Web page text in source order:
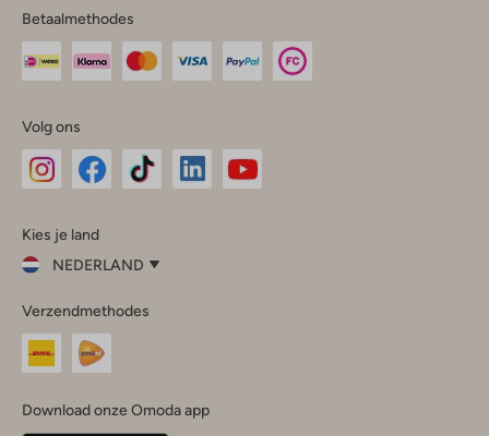
Betaalmethodes
Volg ons
InstagramFacebook
Kies je land
NEDERLAND
je
land
Nederland
Belgique(Français)
Verzendmethodes
Download onze Omoda app